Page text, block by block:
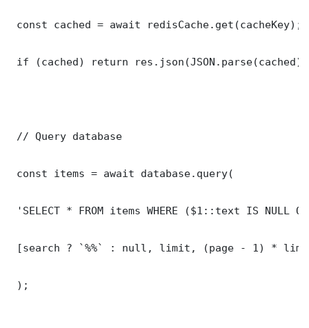
const cached = await redisCache.get(cacheKey);
if (cached) return
// Query database
const items = await database.query(
'SELECT * FROM items WHERE ($1::text IS NULL
[search ? `%%` : null, limit, (page - 1) *
);